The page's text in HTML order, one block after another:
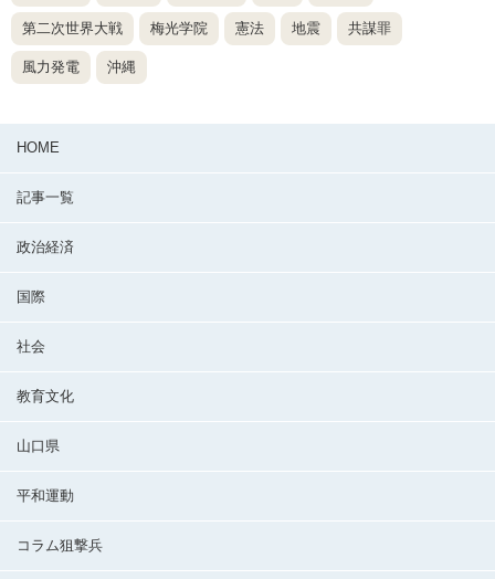
第二次世界大戦 梅光学院 憲法 地震 共謀罪
風力発電 沖縄
HOME
記事一覧
政治経済
国際
社会
教育文化
山口県
平和運動
コラム狙撃兵